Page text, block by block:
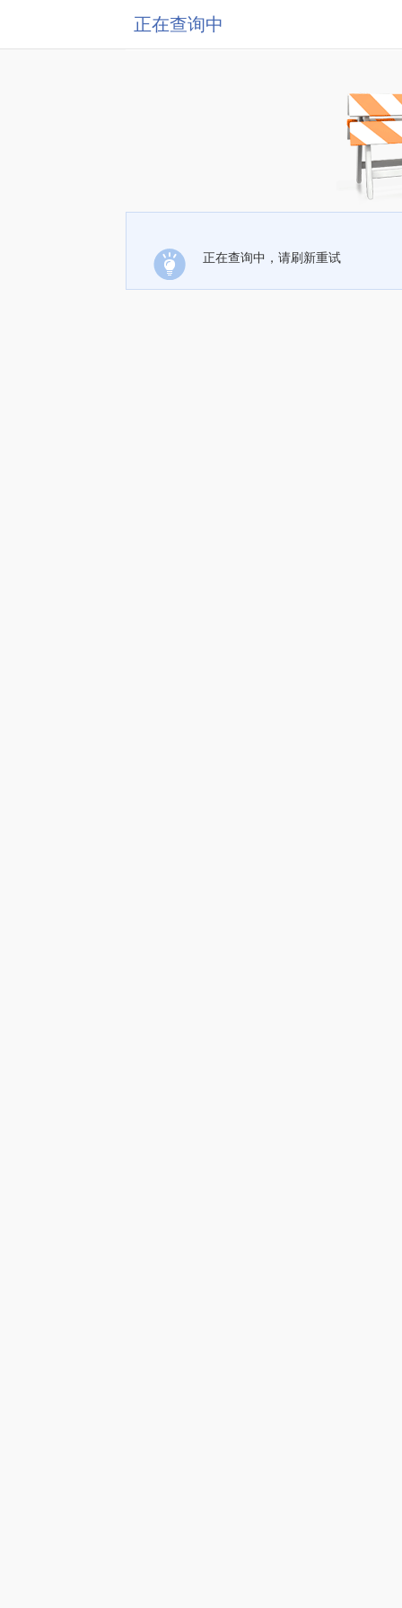
正在查询中
正在查询中，请刷新重试